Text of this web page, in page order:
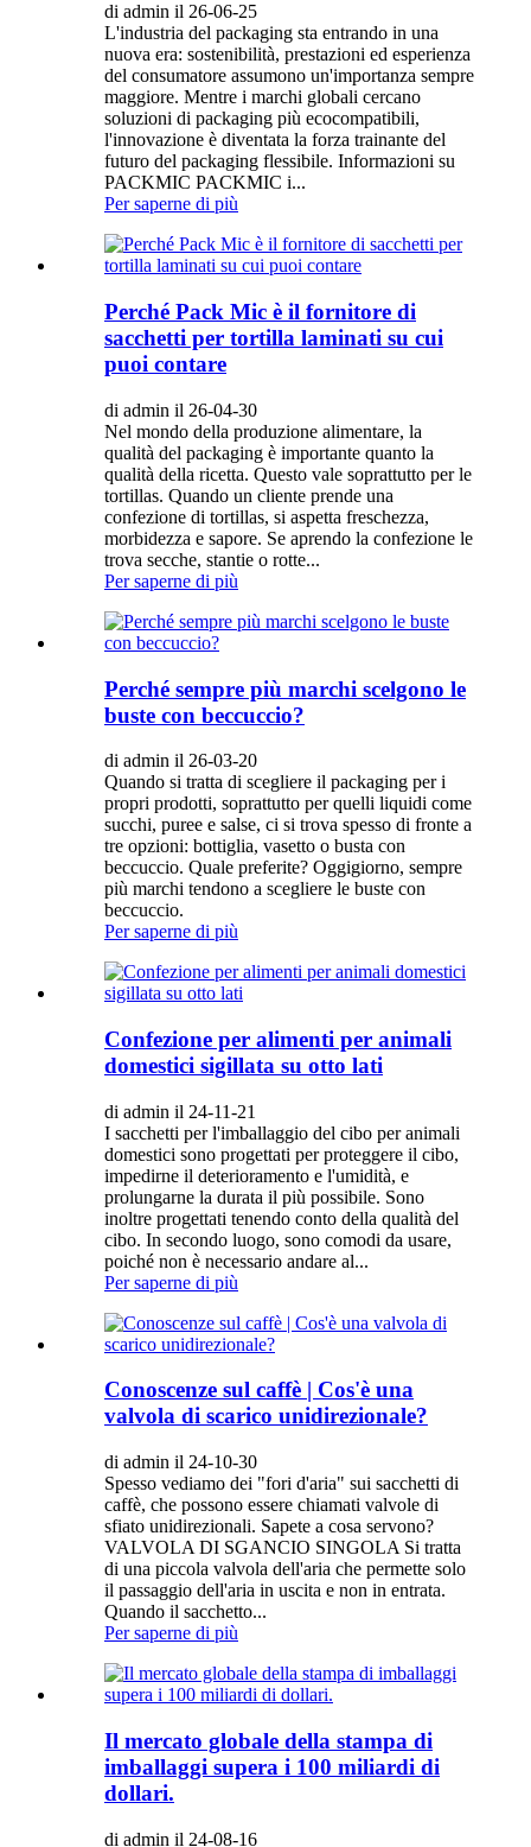
di admin il 26-06-25
L'industria del packaging sta entrando in una
nuova era: sostenibilità, prestazioni ed esperienza
del consumatore assumono un'importanza sempre
maggiore. Mentre i marchi globali cercano
soluzioni di packaging più ecocompatibili,
l'innovazione è diventata la forza trainante del
futuro del packaging flessibile. Informazioni su
PACKMIC PACKMIC i...
Per saperne di più
Perché Pack Mic è il fornitore di
sacchetti per tortilla laminati su cui
puoi contare
di admin il 26-04-30
Nel mondo della produzione alimentare, la
qualità del packaging è importante quanto la
qualità della ricetta. Questo vale soprattutto per le
tortillas. Quando un cliente prende una
confezione di tortillas, si aspetta freschezza,
morbidezza e sapore. Se aprendo la confezione le
trova secche, stantie o rotte...
Per saperne di più
Perché sempre più marchi scelgono le
buste con beccuccio?
di admin il 26-03-20
Quando si tratta di scegliere il packaging per i
propri prodotti, soprattutto per quelli liquidi come
succhi, puree e salse, ci si trova spesso di fronte a
tre opzioni: bottiglia, vasetto o busta con
beccuccio. Quale preferite? Oggigiorno, sempre
più marchi tendono a scegliere le buste con
beccuccio.
Per saperne di più
Confezione per alimenti per animali
domestici sigillata su otto lati
di admin il 24-11-21
I sacchetti per l'imballaggio del cibo per animali
domestici sono progettati per proteggere il cibo,
impedirne il deterioramento e l'umidità, e
prolungarne la durata il più possibile. Sono
inoltre progettati tenendo conto della qualità del
cibo. In secondo luogo, sono comodi da usare,
poiché non è necessario andare al...
Per saperne di più
Conoscenze sul caffè | Cos'è una
valvola di scarico unidirezionale?
di admin il 24-10-30
Spesso vediamo dei "fori d'aria" sui sacchetti di
caffè, che possono essere chiamati valvole di
sfiato unidirezionali. Sapete a cosa servono?
VALVOLA DI SGANCIO SINGOLA Si tratta
di una piccola valvola dell'aria che permette solo
il passaggio dell'aria in uscita e non in entrata.
Quando il sacchetto...
Per saperne di più
Il mercato globale della stampa di
imballaggi supera i 100 miliardi di
dollari.
di admin il 24-08-16